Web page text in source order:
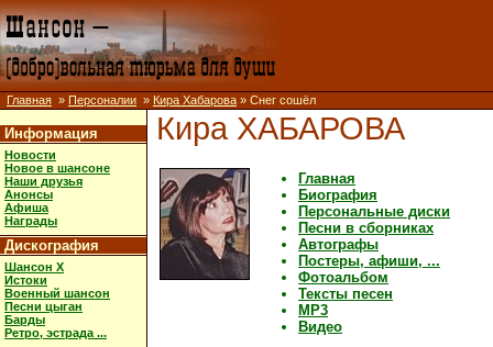
Главная » Персоналии » Кира Хабарова » Снег сошёл
Информация
Новости
Новое в шансоне
Наши друзья
Анонсы
Афиша
Награды
Дискография
Шансон X
Истоки
Военный шансон
Песни цыган
Барды
Ретро, эстрада ...
Кира ХАБАРОВА
Главная
Биография
Персональные диски
Песни в сборниках
Автографы
Постеры, афиши, ...
Фотоальбом
Тексты песен
MP3
Видео